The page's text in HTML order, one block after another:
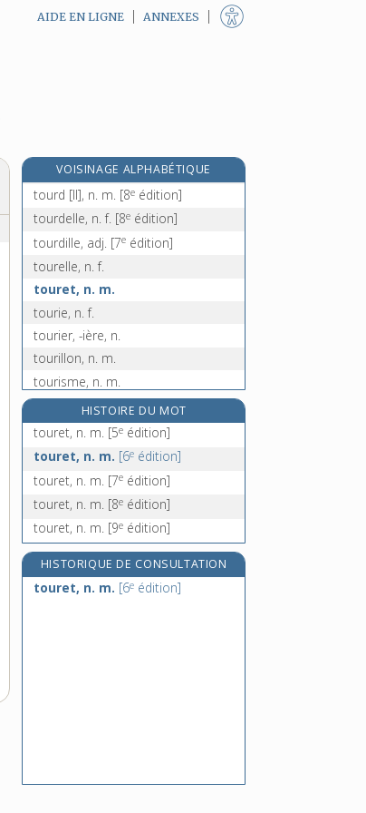
AIDE EN LIGNE ANNEXES
VOISINAGE ALPHABÉTIQUE
tourd [I], n. m.[8eédition]
tourd [II], n. m. [8e édition]
tourdelle, n. f. [8e édition]
tourdille, adj. [7e édition]
tourelle, n. f.
touret, n. m.
tourie, n. f.
tourier, -ière, n.
tourillon, n. m.
tourisme, n. m.
tourista, n. f.
touriste, n.
touristique, adj.
tourmaline, n. f.
tourment, n. m.
HISTOIRE DU MOT
touret, n. m. [5e édition]
touret, n. m. [6e édition]
touret, n. m. [7e édition]
touret, n. m. [8e édition]
touret, n. m. [9e édition]
HISTORIQUE DE CONSULTATION
touret, n. m. [6e édition]